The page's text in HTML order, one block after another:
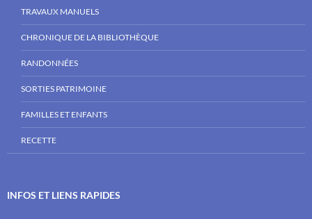
TRAVAUX MANUELS
CHRONIQUE DE LA BIBLIOTHÈQUE
RANDONNÉES
SORTIES PATRIMOINE
FAMILLES ET ENFANTS
RECETTE
INFOS ET LIENS RAPIDES